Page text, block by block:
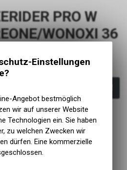
PRO W
WONOXI 36
Einstellungen
Angebot bestmöglich
wir auf unserer Website
Technologien ein. Sie haben
zu welchen Zwecken wir
dürfen. Eine kommerzielle